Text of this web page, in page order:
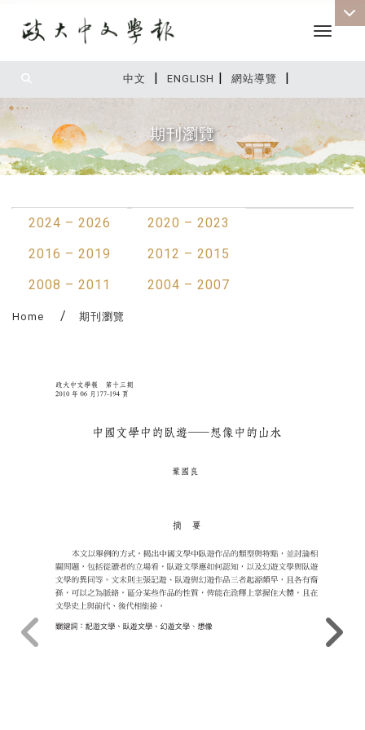
中文 | ENGLISH | 網站導覽 |
Toggle
期刊瀏覽
2024 – 2026
2020 – 2023
2016 – 2019
2012 – 2015
2008 – 2011
2004 – 2007
Home 期刊瀏覽